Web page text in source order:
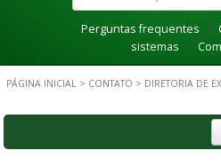
Perguntas frequentes
sistemas
PÁGINA INICIAL > CONTATO > DIRETORIA DE